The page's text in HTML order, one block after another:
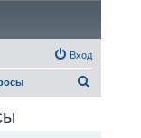
Вход